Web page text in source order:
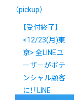
（pickup）
【受付終了】
<12/23(月)東
京> 全LINEユ
ーザーがポテ
ンシャル顧客
に！「LINE